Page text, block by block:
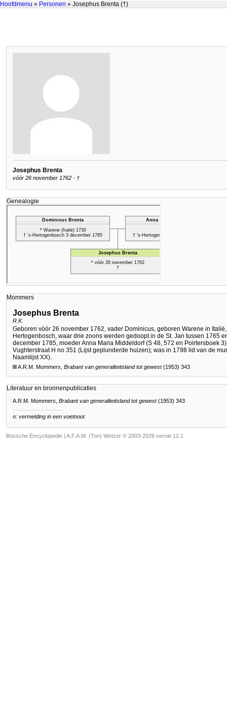
Hoofdmenu » Personen » Josephus Brenta (†)
Josephus Brenta
vóór 26 november 1762 - †
Genealogie
Mommers
Josephus Brenta
R.K.
Geboren vóór 26 november 1762, vader Dominicus, geboren Warene in
Hertogenbosch, waar drie zoons werden gedoopt in de St. Jan tussen 1765
december 1785, moeder Anna Maria Middeldorf (S 48, 572 en Poirtersboek
Vughterstraat H no 351 (Lijst geplunderde huizen); was in 1798 lid van de
Naamlijst XX).
A.R.M. Mommers, Brabant van generaliteitsland tot gewest(1953) 343
Literatuur en bronnenpublicaties
A.R.M. Mommers, Brabant van generaliteitsland tot gewest(1953) 343
n: vermelding in een voetnoot
Bossche Encyclopedie | A.F.A.M. (Ton) Wetzer © 2003-2026 versie 12.1